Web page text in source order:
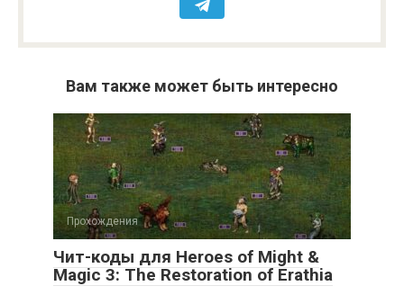
Вам также может быть интересно
Прохождения
Чит-коды для Heroes of Might &
Magic 3: The Restoration of Erathia